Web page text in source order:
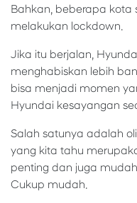
Bahkan, beberapa kota
melakukan lockdown.
Jika itu berjalan,
menghabiskan lebih
bisa menjadi momen
Hyundai kesayangan
Salah satunya adalah
yang kita tahu
penting dan juga
Cukup mudah.